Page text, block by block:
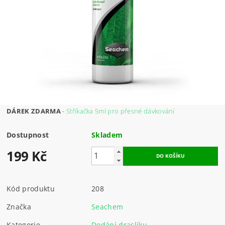
DÁREK ZDARMA- Stříkačka 5ml pro přesné dávkování
Dostupnost Skladem
199 Kč
Kód produktu
208
Značka
Seachem